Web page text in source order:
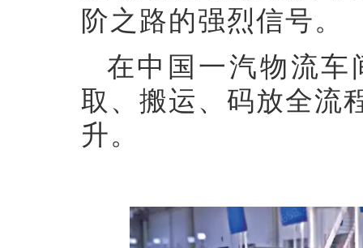
阶之路的强烈信号。
在中国一汽物流车
取、搬运、码放全流
升。